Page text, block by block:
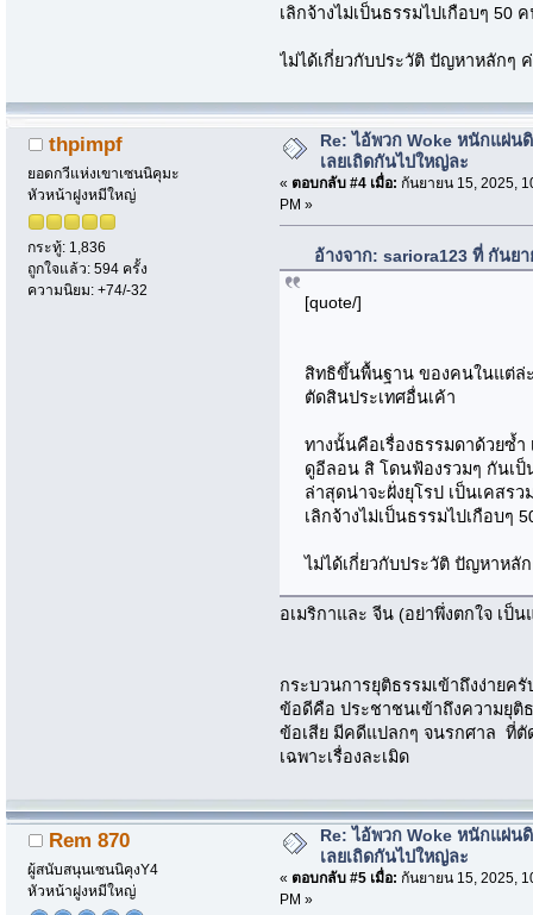
เลิกจ้างไม่เป็นธรรมไปเกือบๆ 50
ไม่ได้เกี่ยวกับประวัติ ปัญหาหลักๆ
thpimpf
ยอดกวีแห่งเขาเซนนิคุมะ
หัวหน้าฝูงหมีใหญ่
กระทู้: 1,836
ถูกใจแล้ว: 594 ครั้ง
ความนิยม: +74/-32
Re: ไอ้พวก Woke หนักแผ่น
เลยเถิดกันไปใหญ่ละ
« ตอบกลับ #4 เมื่อ: กันยายน 15, 2025,
PM »
อ้างจาก: sariora123 ที่ กันย
[quote/]
สิทธิขึ้นพื้นฐาน ของคนในแต่ล่ะ
ตัดสินประเทศอื่นเค้า
ทางนั้นคือเรื่องธรรมดาด้วยซ้ำ
ดูอีลอน สิ โดนฟ้องรวมๆ กันเป็
ล่าสุดน่าจะฝั่งยุโรป เป็นเคสรว
เลิกจ้างไม่เป็นธรรมไปเกือบๆ
ไม่ได้เกี่ยวกับประวัติ ปัญหาหลั
อเมริกาและ จีน (อย่าพึ่งตกใจ เป็
กระบวนการยุติธรรมเข้าถึงง่ายครั
ข้อดีคือ ประชาชนเข้าถึงความยุติ
ข้อเสีย มีคดีแปลกๆ จนรกศาล ที่ตั
เฉพาะเรื่องละเมิด
Rem 870
ผู้สนับสนุนเซนนิคุงY4
หัวหน้าฝูงหมีใหญ่
Re: ไอ้พวก Woke หนักแผ่น
เลยเถิดกันไปใหญ่ละ
« ตอบกลับ #5 เมื่อ: กันยายน 15, 2025,
PM »